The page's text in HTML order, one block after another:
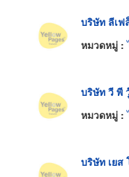
บริษัท ลีเฟ
หมวดหมู่ :
บริษัท วี พี
หมวดหมู่ :
บริษัท เยส